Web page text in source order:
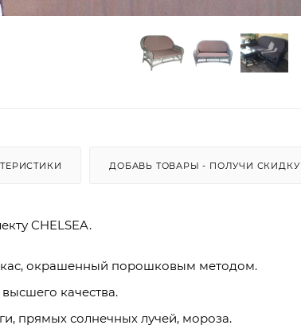
ДОБАВЬ ТОВАРЫ - ПОЛУЧИ СКИДКУ
CHELSEA.
окрашенный порошковым методом.
качества.
прямых солнечных лучей, мороза.